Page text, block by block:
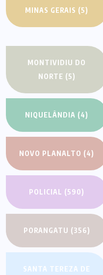
MINAS GERAIS (5)
MONTIVIDIU DO
NORTE (5)
NIQUELÂNDIA (4)
NOVO PLANALTO (4)
POLICIAL (590)
PORANGATU (356)
SANTA TEREZA DE